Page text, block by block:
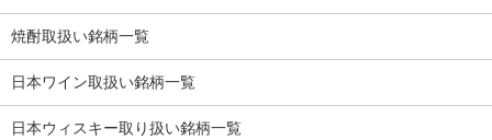
焼酎取扱い銘柄一覧
日本ワイン取扱い銘柄一覧
日本ウィスキー取り扱い銘柄一覧